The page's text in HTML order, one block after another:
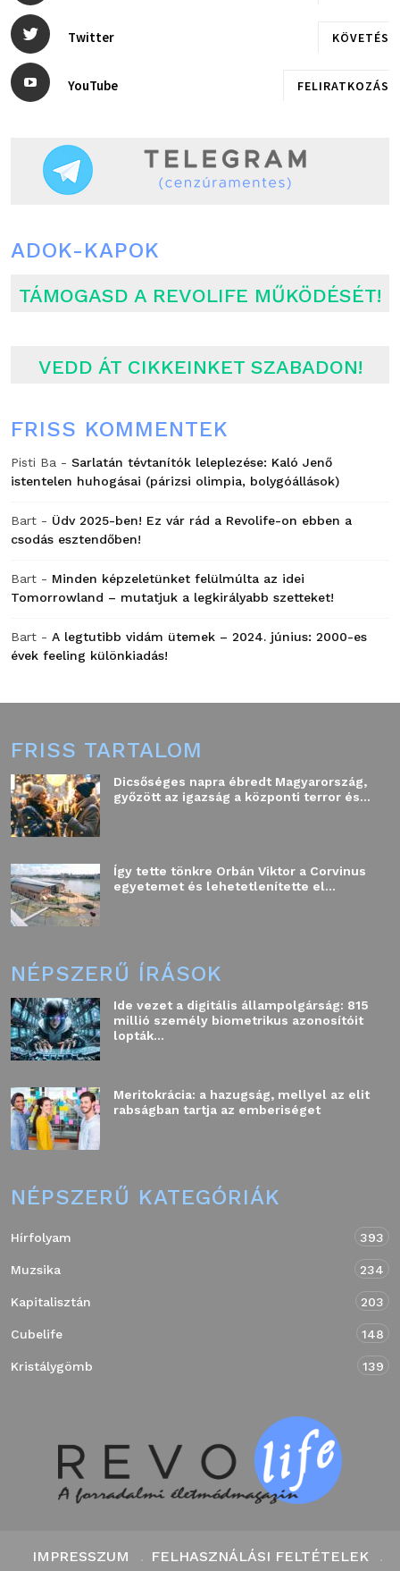
Twitter KÖVETÉS
YouTube FELIRATKOZÁS
ADOK-KAPOK
TÁMOGASD A REVOLIFE MŰKÖDÉSÉT!
VEDD ÁT CIKKEINKET SZABADON!
FRISS KOMMENTEK
Pisti Ba - Sarlatán tévtanítók leleplezése: Kaló Jenő
istentelen huhogásai (párizsi olimpia, bolygóállások)
Bart - Üdv 2025-ben! Ez vár rád a Revolife-on ebben a
csodás esztendőben!
Bart - Minden képzeletünket felülmúlta az idei
Tomorrowland – mutatjuk a legkirályabb szetteket!
Bart - A legtutibb vidám ütemek – 2024. június: 2000-es
évek feeling különkiadás!
FRISS TARTALOM
Dicsőséges napra ébredt Magyarország,
győzött az igazság a központi terror és...
Így tette tönkre Orbán Viktor a Corvinus
egyetemet és lehetetlenítette el...
NÉPSZERŰ ÍRÁSOK
Ide vezet a digitális állampolgárság: 815
millió személy biometrikus azonosítóit
lopták...
Meritokrácia: a hazugság, mellyel az elit
rabságban tartja az emberiséget
NÉPSZERŰ KATEGÓRIÁK
Hírfolyam 393
Muzsika 234
Kapitalisztán 203
Cubelife 148
Kristálygömb 139
IMPRESSZUM FELHASZNÁLÁSI FELTÉTELEK